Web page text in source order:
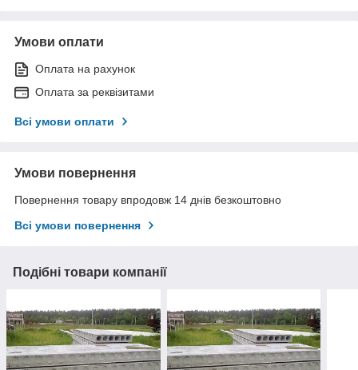
Умови оплати
Оплата на рахунок
Оплата за реквізитами
Всі умови оплати
Умови повернення
Повернення товару впродовж 14 днів безкоштовно
Всі умови повернення
Подібні товари компанії